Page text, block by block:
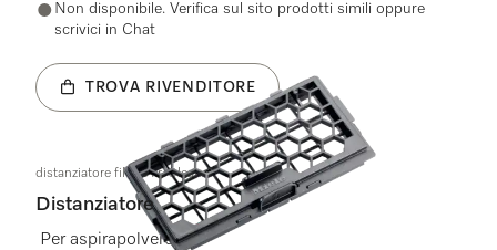
Non disponibile. Verifica sul sito prodotti simili oppure
scrivici in Chat
TROVA RIVENDITORE
distanziatore filtro Air-Clean
Distanziatore
Per aspirapolvere